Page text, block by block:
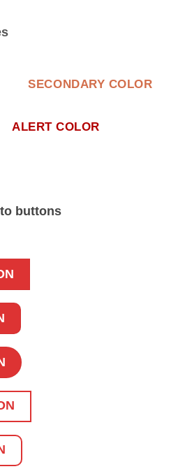
SECONDARY COLOR
ALERT COLOR
buttons